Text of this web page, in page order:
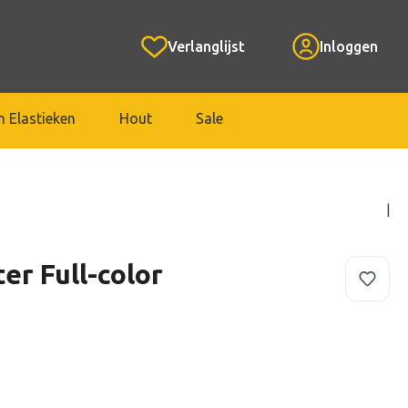
Verlanglijst Inloggen
Elastieken Hout Sale
Full-color